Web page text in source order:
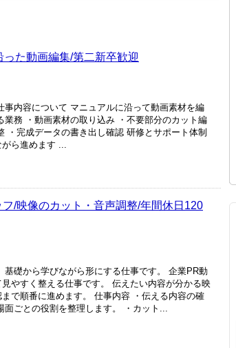
た動画編集/第二新卒歓迎
事内容について マニュアルに沿って動画素材を編
務 ・動画素材の取り込み ・不要部分のカット編
完成データの書き出し確認 研修とサポート体制
ら進めます ...
/映像のカット・音声調整/年間休日120
基礎から学びながら形にする仕事です。 企業PR動
やすく整える仕事です。 伝えたい内容が分かる映
で順番に進めます。 仕事内容 ・伝える内容の確
ごとの役割を整理します。 ・カット...